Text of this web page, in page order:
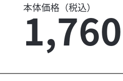
本体価格（税込）
1,760